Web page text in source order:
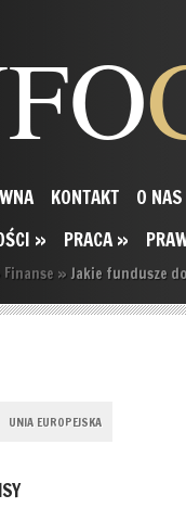
KONTAKT O NAS
» PRACA »
Finanse » Jakie fundusze
UNIA EUROPEJSKA